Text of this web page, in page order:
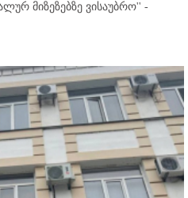
მიზეზებზე ვისაუბრო'' -